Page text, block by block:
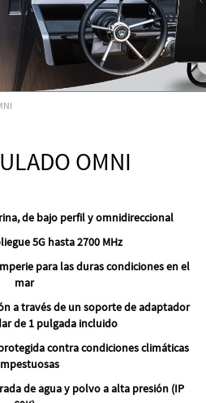
OMNI
de bajo perfil y omnidireccional
5G hasta 2700 MHz
para las duras condiciones en el
mar
a través de un soporte de adaptador
de 1 pulgada incluido
contra condiciones climáticas
de agua y polvo a alta presión (IP